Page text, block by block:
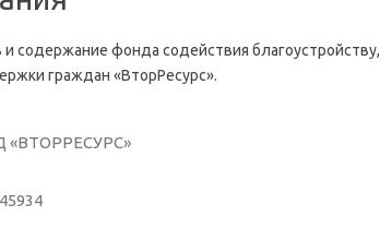
содержание фонда содействия благоустройству,
граждан «ВторРесурс».